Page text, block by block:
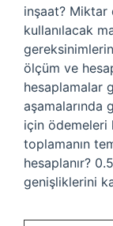
inşaat? Miktar
kullanılacak
ölçüm ve
hesaplamalar
aşamalarında
için
toplamanın
hesaplanır?
genişliklerini